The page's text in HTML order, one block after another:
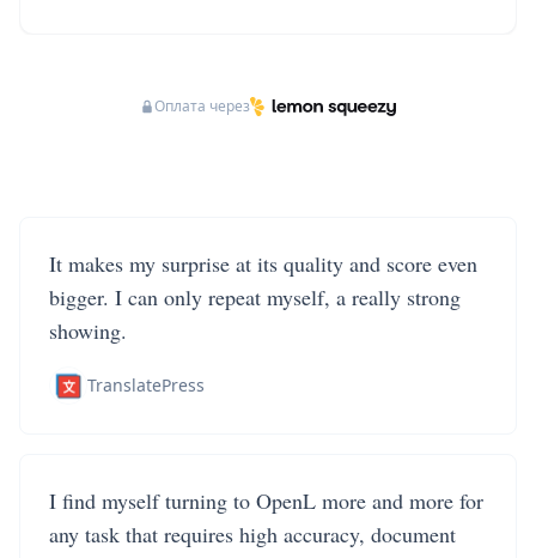
Оплата через
It makes my surprise at its quality and score even
bigger. I can only repeat myself, a really strong
showing.
TranslatePress
I find myself turning to OpenL more and more for
any task that requires high accuracy, document